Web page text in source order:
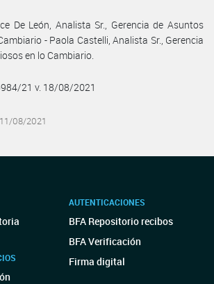
De León, Analista Sr., Gerencia de Asuntos
- Paola Castelli, Analista Sr., Gerencia
en lo Cambiario.
21 v. 18/08/2021
08/2021
AUTENTICACIONES
BFA Repositorio recibos
BFA Verificación
Firma digital